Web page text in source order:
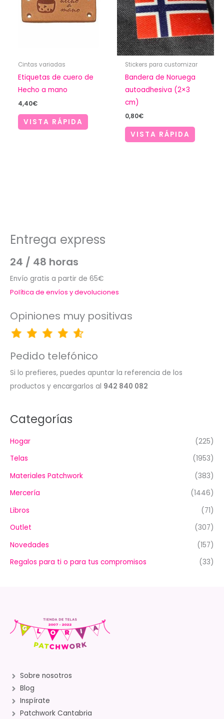
Cintas variadas
Etiquetas de cuero de
Hecho a mano
4,40€
VISTA RÁPIDA
Stickers para customizar
Bandera de Noruega
autoadhesiva (2×3
cm)
0,80€
VISTA RÁPIDA
Entrega express
24 / 48 horas
Envío gratis a partir de 65€
Política de envíos y devoluciones
Opiniones muy positivas
Pedido telefónico
Si lo prefieres, puedes apuntar la referencia de los
productos y encargarlos al 942 840 082
Categorías
Hogar
(225)
Telas
(1953)
Materiales Patchwork
(383)
Mercería
(1446)
Libros
(71)
Outlet
(307)
Novedades
(157)
Regalos para ti o para tus compromisos
(33)
Sobre nosotros
Blog
Inspírate
Patchwork Cantabria